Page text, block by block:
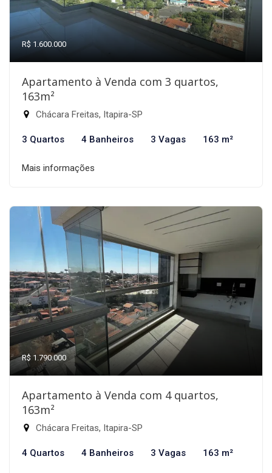
R$ 1.600.000
Apartamento à Venda com 3 quartos,
163m²
Chácara Freitas, Itapira-SP
3 Quartos 4 Banheiros 3 Vagas 163 m²
Mais informações
R$ 1.790.000
Apartamento à Venda com 4 quartos,
163m²
Chácara Freitas, Itapira-SP
4 Quartos 4 Banheiros 3 Vagas 163 m²